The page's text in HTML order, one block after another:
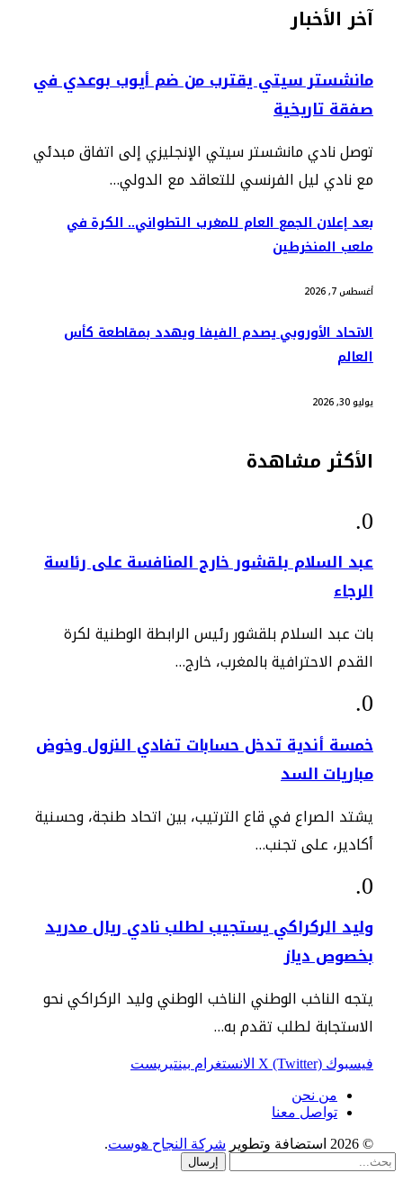
آخر الأخبار
مانشستر سيتي يقترب من ضم أيوب بوعدي في
صفقة تاريخية
توصل نادي مانشستر سيتي الإنجليزي إلى اتفاق مبدئي
مع نادي ليل الفرنسي للتعاقد مع الدولي…
بعد إعلان الجمع العام للمغرب التطواني.. الكرة في
ملعب المنخرطين
أغسطس 7, 2026
الاتحاد الأوروبي يصدم الفيفا ويهدد بمقاطعة كأس
العالم
يوليو 30, 2026
الأكثر مشاهدة
عبد السلام بلقشور خارج المنافسة على رئاسة
الرجاء
بات عبد السلام بلقشور رئيس الرابطة الوطنية لكرة
القدم الاحترافية بالمغرب، خارج…
خمسة أندية تدخل حسابات تفادي النزول وخوض
مباريات السد
يشتد الصراع في قاع الترتيب، بين اتحاد طنجة، وحسنية
أكادير، على تجنب…
وليد الركراكي يستجيب لطلب نادي ريال مدريد
بخصوص دياز
يتجه الناخب الوطني الناخب الوطني وليد الركراكي نحو
الاستجابة لطلب تقدم به…
فيسبوك X (Twitter) الانستغرام بينتيريست
من نحن
تواصل معنا
© 2026 استضافة وتطوير شركة النجاح هوست.
إرسال